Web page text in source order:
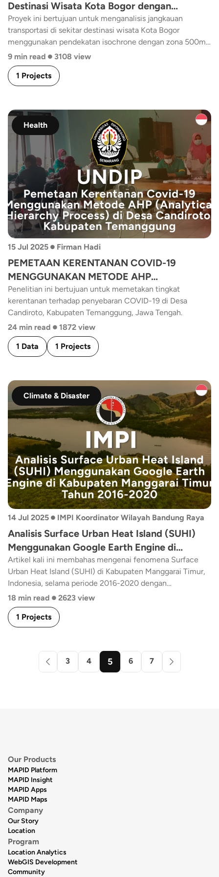
Destinasi Wisata Kota Bogor dengan
Pendekatan Isochrone Zona 500m, 1000m,
dan 2000m
Proyek ini bertujuan untuk menganalisis jangkauan
transportasi di sekitar destinasi wisata Kota Bogor
menggunakan pendekatan isochrone dengan zona 500m,
1000m, dan 2000m. Analisis ini akan membantu dalam
memahami aksesibilitas transportasi publik dan
infrastruktur jalan terhadap titik-titik wisata utama,
sehingga dapat digunakan sebagai dasar perencanaan dan
efisien.
9 min read • 3108 view
1 Projects
Health
15 Jul 2025 • Firman Hadi
PEMETAAN KERENTANAN COVID-19
MENGGUNAKAN METODE AHP
(ANALYTICAL HIERARCHY PROCESS) DI
DESA CANDIROTO, KABUPATEN
TEMANGGUNG
Penelitian ini bertujuan untuk memetakan tingkat
kerentanan terhadap penyebaran COVID-19 di Desa
Candiroto, Kabupaten Temanggung, Jawa Tengah.
24 min read • 1872 view
1 Data 1 Projects
Climate & Disaster
14 Jul 2025 • IMPI Koordinator Wilayah Bandung Raya
Analisis Surface Urban Heat Island (SUHI)
Menggunakan Google Earth Engine di
Kabupaten Manggarai Timur Tahun 2016 –
2020
Artikel kali ini membahas mengenai fenomena Surface
Urban Heat Island (SUHI) di Kabupaten Manggarai Timur,
Indonesia, selama periode 2016-2020 dengan
menggunakan Google Earth Engine (GEE). Dengan menilik
perubahan aktivitas kegiatan manusia saat Pandemi
Covid-19, dilakukan pengidentifikasian perubahan SUHI di
kawasan tersebut.
18 min read • 2623 view
1 Projects
3 4 5 6 7
Our Products
MAPID Platform
MAPID Insight
MAPID Apps
MAPID Maps
Company
Our Story
Location
Program
Location Analytics
WebGIS Development
Community